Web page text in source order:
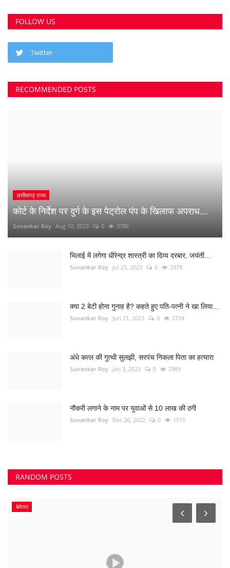
FOLLOW US
Twitter
RECOMMENDED POSTS
छत्तीसगढ़ राज्य
कोर्ट के निर्देश पर दुर्ग के इस पेट्रोल पंप के खिलाफ अपराध...
Suvankar Roy Aug 10, 2023 0 3786
भिलाई में लगेगा धीरेन्द्र शास्त्री का दिव्य दरबार, जयंती...
Suvankar Roy Jul 25, 2023 0 3378
क्या 2 बेटी होना गुनाह है? कहते हुए पति-पत्नी ने खा लिया...
Suvankar Roy Jun 21, 2023 0 2734
अंधे कत्ल की गुत्थी सुलझी, सरपंच निकला पिता का हत्यारा
Suvankar Roy Jan 3, 2023 0 2989
नौकरी लगाने के नाम पर युवाओं से 10 लाख की ठगी
Suvankar Roy Dec 26, 2022 0 1515
RANDOM POSTS
बेमेतरा